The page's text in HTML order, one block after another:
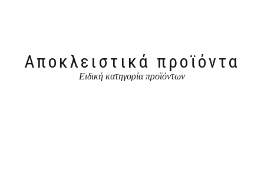
Αποκλειστικά προϊόντα
Ειδική κατηγορία προϊόντων